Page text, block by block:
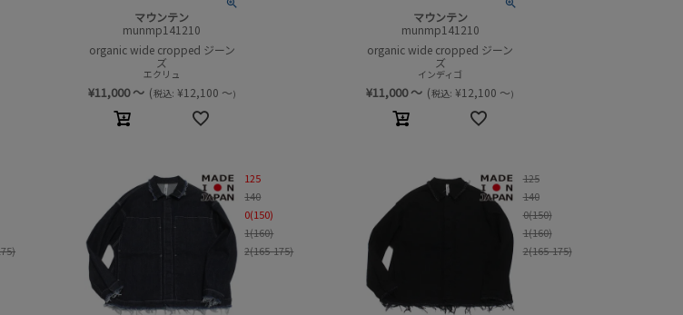
マウンテン
munmp141210
organic wide cropped ジーン
ズ
エクリュ
¥11,000～ (税込: ¥12,100 ～)
マウンテン
munmp141210
organic wide cropped ジーン
ズ
インディゴ
¥11,000～ (税込: ¥12,100 ～)
125
140
0(150)
1(160)
2(165-175)
125
140
0(150)
1(160)
2(165-175)